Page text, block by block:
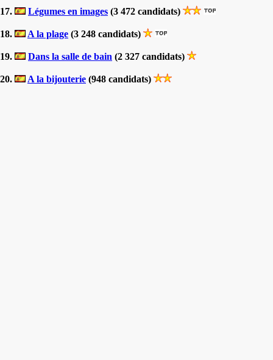
17. Légumes en images (3 472 candidats)
18. A la plage (3 248 candidats)
19. Dans la salle de bain (2 327 candidats)
20. A la bijouterie (948 candidats)